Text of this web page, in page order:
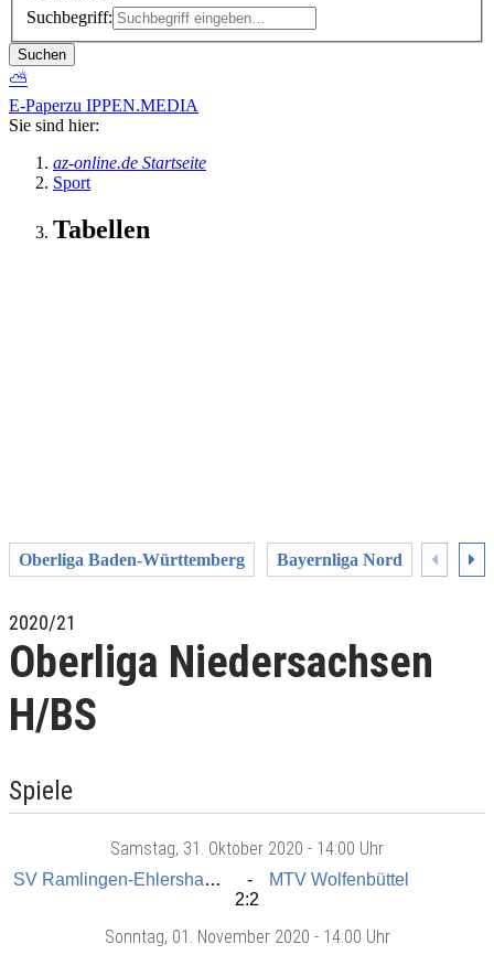
Suchbegriff:
Suchen
⛅
E-Paperzu IPPEN.MEDIA
Sie sind hier:
az-online.de Startseite
Sport
Tabellen
Oberliga Baden-Württemberg Bayernliga Nord
2020/21
Oberliga Niedersachsen
H/BS
Spiele
Samstag, 31. Oktober 2020 - 14:00 Uhr
SV Ramlingen-Ehlershausen
MTV Wolfenbüttel
2:2
Sonntag, 01. November 2020 - 14:00 Uhr